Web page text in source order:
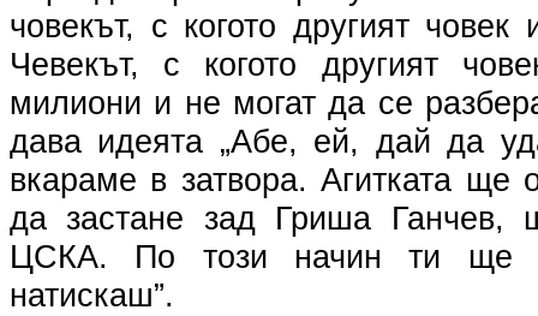
човекът, с когото другият
Чевекът, с когото другият
милиони и не могат да се
дава идеята „Абе, ей, дай да
вкараме в затвора. Агитката ще
да застане зад Гриша
ЦСКА. По този начин ти
натискаш”.